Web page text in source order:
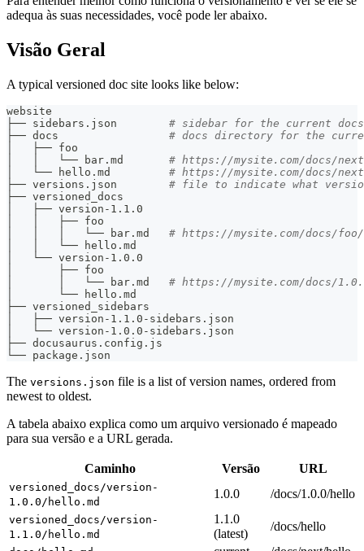
adequa às suas necessidades, você pode ler abaixo.
Visão Geral
A typical versioned doc site looks like below:
website
├── sidebars.json # sidebar for the current
├── docs # docs directory for the
│   ├── foo
│   │   └── bar.md # https://mysite.com/docs/
│   └── hello.md # https://mysite.com/docs/
├── versions.json # file to indicate what
├── versioned_docs
│   ├── version-1.1.0
│   │   ├── foo
│   │   │   └── bar.md # https://mysite.com/docs/
│   │   └── hello.md
│   └── version-1.0.0
│       ├── foo
│       │   └── bar.md # https://mysite.com/docs/
│       └── hello.md
├── versioned_sidebars
│   ├── version-1.1.0-sidebars.json
│   └── version-1.0.0-sidebars.json
├── docusaurus.config.js
└── package.json
The versions.json file is a list of version names, ordered from
newest to oldest.
A tabela abaixo explica como um arquivo versionado é mapeado
para sua versão e a URL gerada.
Caminho Versão URL
versioned_docs/version-
1.0.0/hello.md
1.0.0 /docs/1.0.0/hello
versioned_docs/version-
1.1.0/hello.md
1.1.0
(latest)
/docs/hello